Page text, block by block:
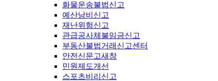
화물운송불법신고
예산낭비신고
재난위험신고
관급공사체불임금신고
부동산불법거래신고센터
안전신문고새창
민원제도개선
스포츠비리신고